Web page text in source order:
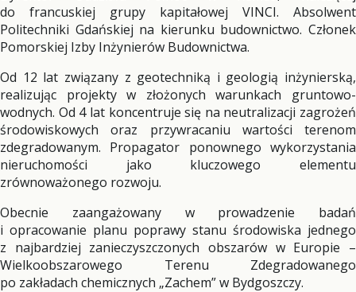
do francuskiej grupy kapitałowej VINCI. Absolwent
Politechniki Gdańskiej na kierunku budownictwo. Członek
Pomorskiej Izby Inżynierów Budownictwa.
Od 12 lat związany z geotechniką i geologią inżynierską,
realizując projekty w złożonych warunkach gruntowo-
wodnych. Od 4 lat koncentruje się na neutralizacji zagrożeń
środowiskowych oraz przywracaniu wartości terenom
zdegradowanym. Propagator ponownego wykorzystania
nieruchomości jako kluczowego elementu
zrównoważonego rozwoju.
Obecnie zaangażowany w prowadzenie badań
i opracowanie planu poprawy stanu środowiska jednego
z najbardziej zanieczyszczonych obszarów w Europie –
Wielkoobszarowego Terenu Zdegradowanego
po zakładach chemicznych „Zachem” w Bydgoszczy.